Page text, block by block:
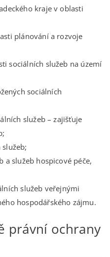
kraje v oblasti
plánování a rozvoje
sociálních služeb na území
sociálních
služeb – zajišťuje
a služeb hospicové péče,
služeb veřejnými
hospodářského zájmu.
právní ochrany